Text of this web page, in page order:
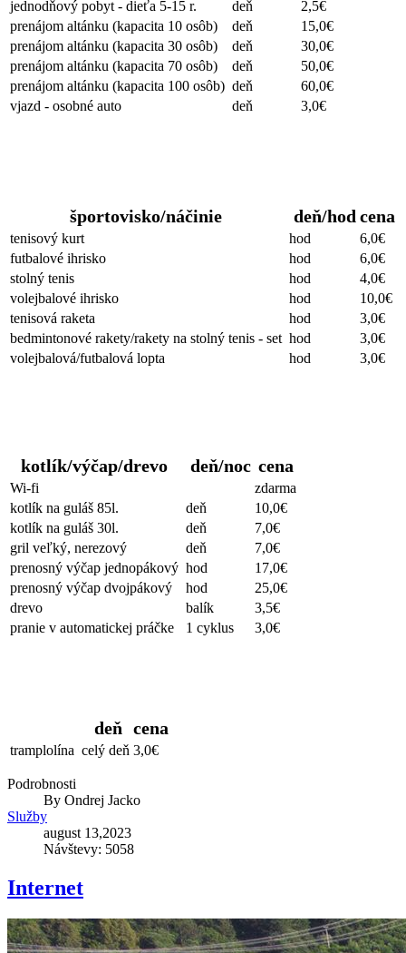
jednodňový pobyt - dieťa 5-15 r.
deň
2,5€
prenájom altánku (kapacita 10 osôb)
deň
15,0€
prenájom altánku (kapacita 30 osôb)
deň
30,0€
prenájom altánku (kapacita 70 osôb)
deň
50,0€
prenájom altánku (kapacita 100 osôb) deň
60,0€
vjazd - osobné auto
deň 3,0€
športovisko/náčinie deň/hod cena
tenisový kurt hod
6,0€
futbalové ihrisko
hod
6,0€
stolný tenis
hod
4,0€
volejbalové ihrisko
hod
10,0€
tenisová raketa
hod
3,0€
bedmintonové rakety/rakety na stolný tenis - set hod
3,0€
volejbalová/futbalová lopta
hod 3,0€
kotlík/výčap/drevo deň/noc cena
Wi-fi
zdarma
kotlík na guláš 85l.
deň
10,0€
kotlík na guláš 30l.
deň
7,0€
gril veľký, nerezový
deň
7,0€
prenosný výčap jednopákový hod
17,0€
prenosný výčap dvojpákový
hod
25,0€
drevo
balík
3,5€
pranie v automatickej práčke
1 cyklus 3,0€
deň cena
tramplolína celý deň 3,0€
Podrobnosti
By Ondrej Jacko
Služby
august 13,2023
Návštevy: 5058
Internet